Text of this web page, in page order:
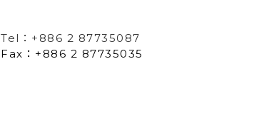
Tel：+886 2 87735087
Fax：+886 2 87735035